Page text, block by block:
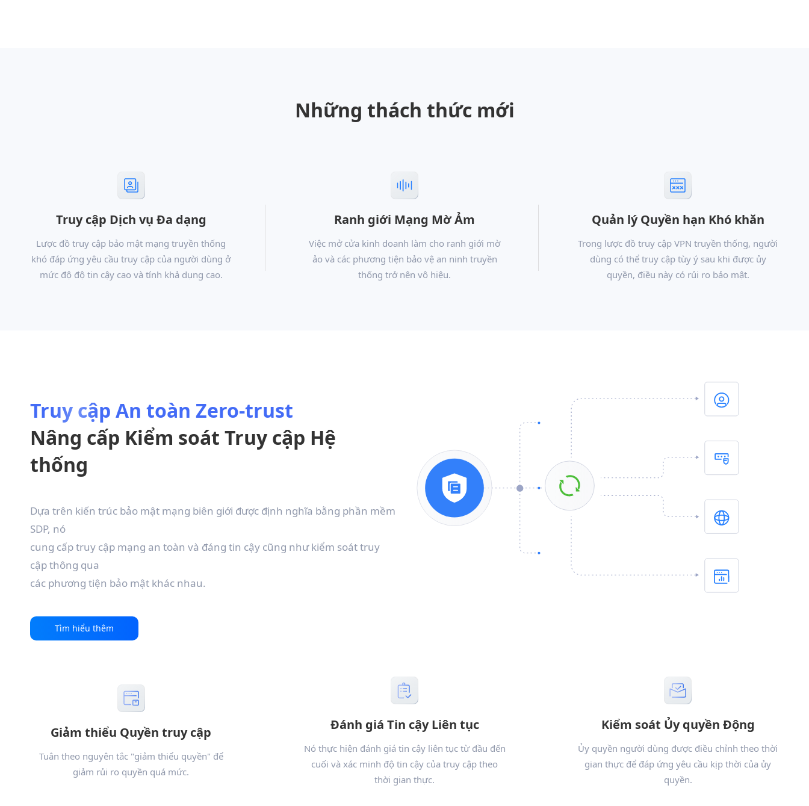
Những thách thức mới
Truy cập Dịch vụ Đa dạng
Lược đồ truy cập bảo mật mạng truyền thống
khó đáp ứng yêu cầu truy cập của người dùng ở
mức độ độ tin cậy cao và tính khả dụng cao.
Ranh giới Mạng Mờ Ảm
Việc mở cửa kinh doanh làm cho ranh giới mờ
ảo và các phương tiện bảo vệ an ninh truyền
thống trở nên vô hiệu.
Quản lý Quyền hạn Khó khăn
Trong lược đồ truy cập VPN truyền thống, người
dùng có thể truy cập tùy ý sau khi được ủy
quyền, điều này có rủi ro bảo mật.
Truy cập An toàn Zero-trust
Nâng cấp Kiểm soát Truy cập Hệ
thống
Dựa trên kiến trúc bảo mật mạng biên giới được định nghĩa bằng phần mềm
SDP, nó
cung cấp truy cập mạng an toàn và đáng tin cậy cũng như kiểm soát truy
cập thông qua
các phương tiện bảo mật khác nhau.
Tìm hiểu thêm
Giảm thiểu Quyền truy cập
Tuân theo nguyên tắc "giảm thiểu quyền" để
giảm rủi ro quyền quá mức.
Đánh giá Tin cậy Liên tục
Nó thực hiện đánh giá tin cậy liên tục từ đầu đến
cuối và xác minh độ tin cậy của truy cập theo
thời gian thực.
Kiểm soát Ủy quyền Động
Ủy quyền người dùng được điều chỉnh theo thời
gian thực để đáp ứng yêu cầu kịp thời của ủy
quyền.